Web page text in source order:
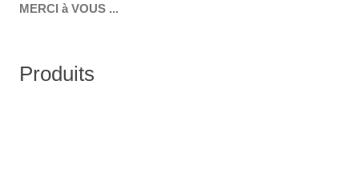
MERCI à VOUS ...
Produits